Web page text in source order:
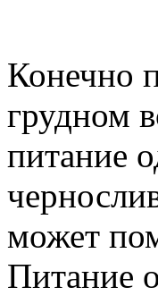
Конечно
грудном
питание
может
Питание